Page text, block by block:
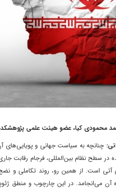
محمودی کیا، عضو هیئت علمی
چنانچه به سیاست جهانی و پویایی‌های
در سطح نظام بین‌المللی، فرجام رقابت
آتی است‌. از همین رو، روند تکاملی و
آن می‌انجامد. در این چارچوب و منطق